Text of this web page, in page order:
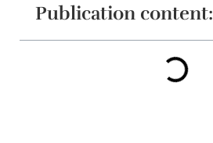
Publication content: